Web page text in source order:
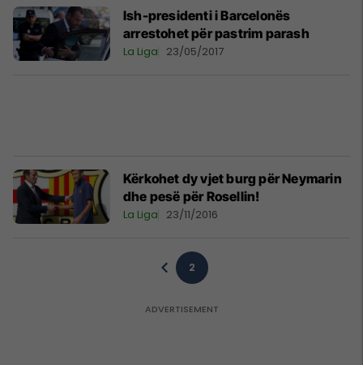
Ish-presidenti i Barcelonës
arrestohet për pastrim parash
La Liga 23/05/2017
Kërkohet dy vjet burg për Neymarin
dhe pesë për Rosellin!
La Liga 23/11/2016
2